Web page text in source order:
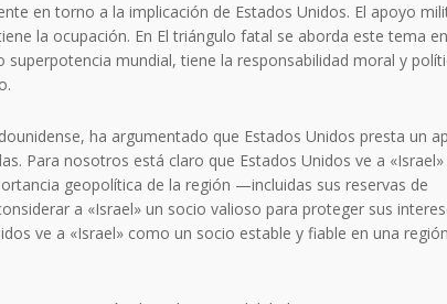
en torno a la implicación de Estados Unidos. El apoyo
la ocupación. En El triángulo fatal se aborda este tema en
mundial, tiene la responsabilidad moral y
ha argumentado que Estados Unidos presta un
Para nosotros está claro que Estados Unidos ve a «Israel»
geopolítica de la región —incluidas sus reservas de
a «Israel» un socio valioso para proteger sus
ve a «Israel» como un socio estable y fiable en una región